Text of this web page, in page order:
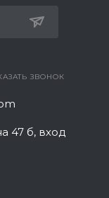
ЗВОНОК
47 б, вход